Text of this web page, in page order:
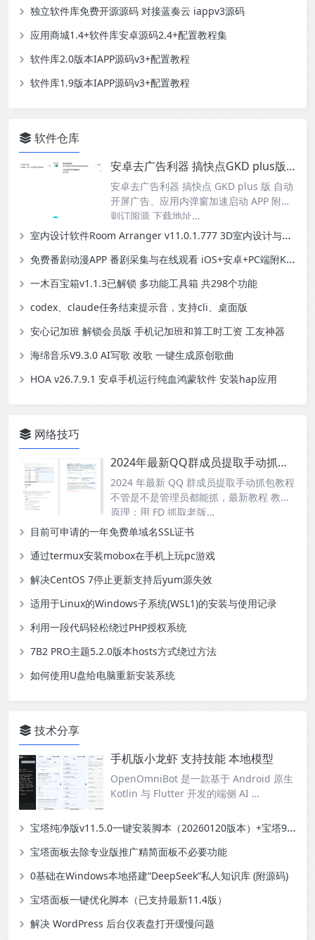
独立软件库免费开源源码 对接蓝奏云 iappv3源码
应用商城1.4+软件库安卓源码2.4+配置教程集
软件库2.0版本IAPP源码v3+配置教程
软件库1.9版本IAPP源码v3+配置教程
软件仓库
安卓去广告利器 搞快点GKD plus版 自动开屏广告、应用内弹窗加速启动APP附规则订阅源
安卓去广告利器 搞快点 GKD plus 版 自动
开屏广告、应用内弹窗加速启动 APP 附规
则订阅源 下载地址…
室内设计软件Room Arranger v11.0.1.777 3D室内设计与房屋布局
免费番剧动漫APP 番剧采集与在线观看 iOS+安卓+PC端附Kazumi规则源地址
一木百宝箱v1.1.3已解锁 多功能工具箱 共298个功能
codex、claude任务结束提示音，支持cli、桌面版
安心记加班 解锁会员版 手机记加班和算工时工资 工友神器
海绵音乐V9.3.0 AI写歌 改歌 一键生成原创歌曲
HOA v26.7.9.1 安卓手机运行纯血鸿蒙软件 安装hap应用
网络技巧
2024年最新QQ群成员提取手动抓包教程
2024 年最新 QQ 群成员提取手动抓包教程
不管是不是管理员都能抓，最新教程 教程
原理：用 FD 抓取老版…
目前可申请的一年免费单域名SSL证书
通过termux安装mobox在手机上玩pc游戏
解决CentOS 7停止更新支持后yum源失效
适用于Linux的Windows子系统(WSL1)的安装与使用记录
利用一段代码轻松绕过PHP授权系统
7B2 PRO主题5.2.0版本hosts方式绕过方法
如何使用U盘给电脑重新安装系统
技术分享
手机版小龙虾 支持技能 本地模型
OpenOmniBot 是一款基于 Android 原生
Kotlin 与 Flutter 开发的端侧 AI …
宝塔纯净版v11.5.0一键安装脚本（20260120版本）+宝塔9.6.0纪念版+linux测速脚本
宝塔面板去除专业版推广精简面板不必要功能
0基础在Windows本地搭建“DeepSeek”私人知识库 (附源码)
宝塔面板一键优化脚本（已支持最新11.4版）
解决 WordPress 后台仪表盘打开缓慢问题